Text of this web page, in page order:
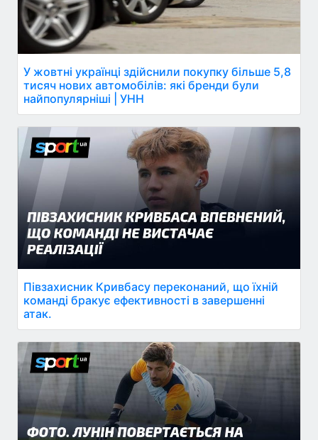
У жовтні українці здійснили покупку більше 5,8
тисяч нових автомобілів: які бренди були
найпопулярніші | УНН
Півзахисник Кривбасу переконаний, що їхній
команді бракує ефективності в завершенні
атак.